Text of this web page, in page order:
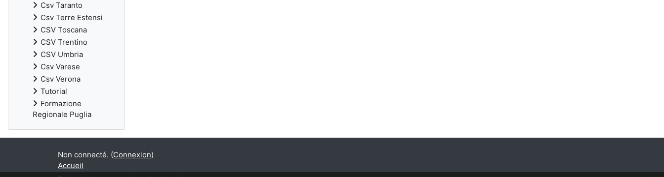
Csv Taranto
Csv Terre Estensi
CSV Toscana
CSV Trentino
CSV Umbria
Csv Varese
Csv Verona
Tutorial
Formazione
Regionale Puglia
Non connecté. (Connexion)
Accueil